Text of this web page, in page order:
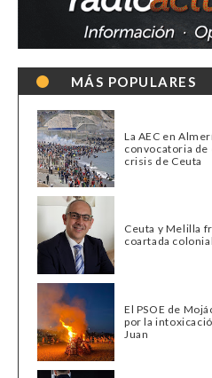
MÁS POPULARES
La AEC en
convocatoria de
crisis de Ceuta
Ceuta y Melilla
coartada colonial
El PSOE de
por la
Juan